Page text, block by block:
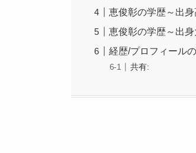
恵俊彰の学歴～出
恵俊彰の学歴～出
経歴/プロフィール
共有: